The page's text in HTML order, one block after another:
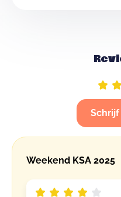
Weekend KSA 2025